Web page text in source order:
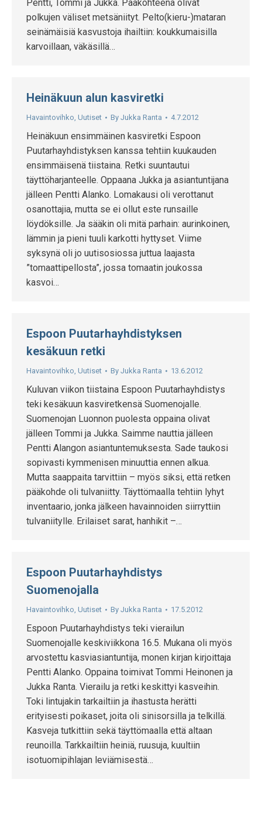
Pentti, Tommi ja Jukka. Pääkohteena olivat
polkujen väliset metsäniityt. Pelto(kieru-)mataran
seinämäisiä kasvustoja ihailtiin: koukkumaisilla
karvoillaan, väkäsillä…
Heinäkuun alun kasviretki
Havaintovihko, Uutiset By Jukka Ranta 4.7.2012
Heinäkuun ensimmäinen kasviretki Espoon
Puutarhayhdistyksen kanssa tehtiin kuukauden
ensimmäisenä tiistaina. Retki suuntautui
täyttöharjanteelle. Oppaana Jukka ja asiantuntijana
jälleen Pentti Alanko. Lomakausi oli verottanut
osanottajia, mutta se ei ollut este runsaille
löydöksille. Ja sääkin oli mitä parhain: aurinkoinen,
lämmin ja pieni tuuli karkotti hyttyset. Viime
syksynä oli jo uutisosiossa juttua laajasta
”tomaattipellosta”, jossa tomaatin joukossa
kasvoi…
Espoon Puutarhayhdistyksen
kesäkuun retki
Havaintovihko, Uutiset By Jukka Ranta 13.6.2012
Kuluvan viikon tiistaina Espoon Puutarhayhdistys
teki kesäkuun kasviretkensä Suomenojalle.
Suomenojan Luonnon puolesta oppaina olivat
jälleen Tommi ja Jukka. Saimme nauttia jälleen
Pentti Alangon asiantuntemuksesta. Sade taukosi
sopivasti kymmenisen minuuttia ennen alkua.
Mutta saappaita tarvittiin – myös siksi, että retken
pääkohde oli tulvaniitty. Täyttömaalla tehtiin lyhyt
inventaario, jonka jälkeen havainnoiden siirryttiin
tulvaniitylle. Erilaiset sarat, hanhikit –…
Espoon Puutarhayhdistys
Suomenojalla
Havaintovihko, Uutiset By Jukka Ranta 17.5.2012
Espoon Puutarhayhdistys teki vierailun
Suomenojalle keskiviikkona 16.5. Mukana oli myös
arvostettu kasviasiantuntija, monen kirjan kirjoittaja
Pentti Alanko. Oppaina toimivat Tommi Heinonen ja
Jukka Ranta. Vierailu ja retki keskittyi kasveihin.
Toki lintujakin tarkailtiin ja ihastusta herätti
erityisesti poikaset, joita oli sinisorsilla ja telkillä.
Kasveja tutkittiin sekä täyttömaalla että altaan
reunoilla. Tarkkailtiin heiniä, ruusuja, kuultiin
isotuomipihlajan leviämisestä…